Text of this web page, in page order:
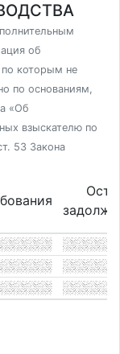
об
по которым не
по основаниям,
«Об
взыскателю по
53 Закона